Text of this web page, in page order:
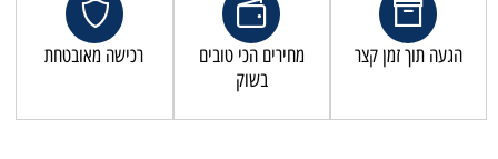
הגעה תוך זמן קצר
מחירים הכי טובים
בשוק
רכישה מאובטחת